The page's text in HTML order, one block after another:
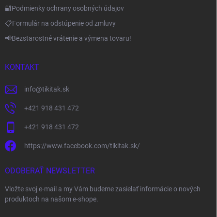
🔐Podmienky ochrany osobných údajov
📋Formulár na odstúpenie od zmluvy
📢Bezstarostné vrátenie a výmena tovaru!
KONTAKT
info@tikitak.sk
+421 918 431 472
+421 918 431 472
https://www.facebook.com/tikitak.sk/
ODOBERAŤ NEWSLETTER
Vložte svoj e-mail a my Vám budeme zasielať informácie o nových
produktoch na našom e-shope.